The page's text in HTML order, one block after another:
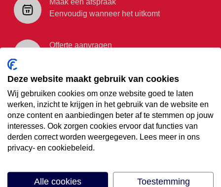
Eenvoudig wanneer het uitkomt
Offerte aanvragen
€35,- korting op je
volgende vakantie
Meld je aan voor onze nieuwsbrief
Deze website maakt gebruik van cookies
Wij gebruiken cookies om onze website goed te laten
werken, inzicht te krijgen in het gebruik van de website en
onze content en aanbiedingen beter af te stemmen op jouw
interesses. Ook zorgen cookies ervoor dat functies van
derden correct worden weergegeven. Lees meer in ons
privacy- en cookiebeleid.
Alle cookies
Toestemming